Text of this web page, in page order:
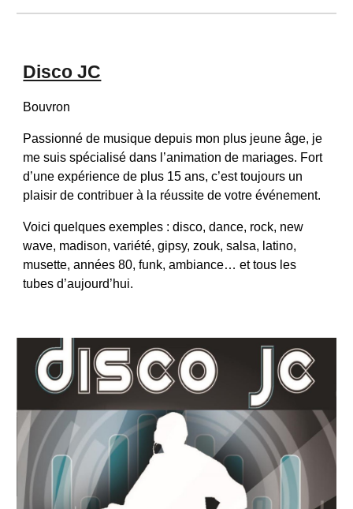
Disco JC
Bouvron
Passionné de musique depuis mon plus jeune âge, je
me suis spécialisé dans l’animation de mariages. Fort
d’une expérience de plus 15 ans, c’est toujours un
plaisir de contribuer à la réussite de votre événement.
Voici quelques exemples : disco, dance, rock, new
wave, madison, variété, gipsy, zouk, salsa, latino,
musette, années 80, funk, ambiance… et tous les
tubes d’aujourd’hui.